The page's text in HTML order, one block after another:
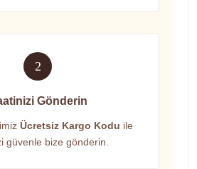
2
Gönderin
Ücretsiz Kargo Kodu ile
güvenle bize gönderin.